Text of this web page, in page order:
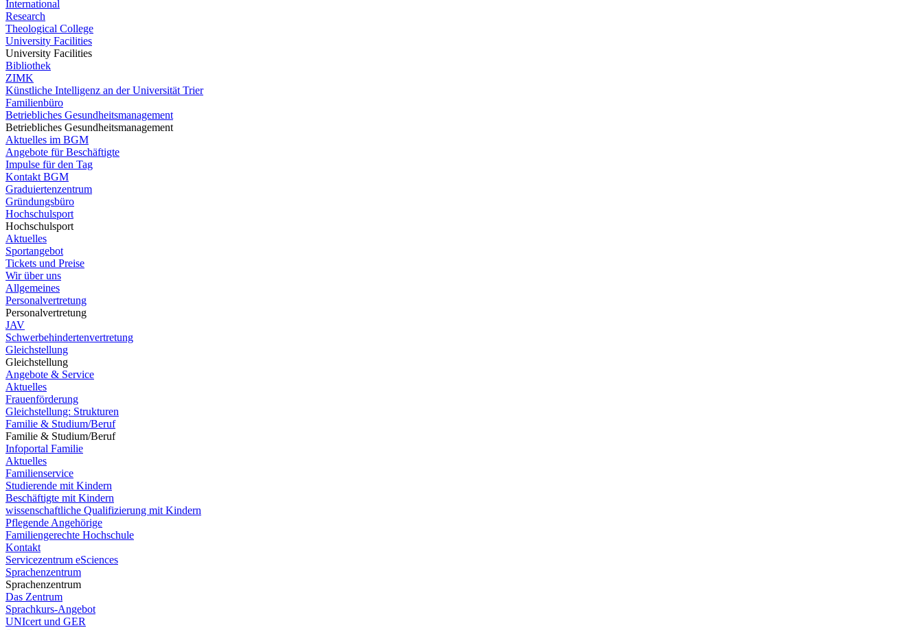
International
Research
Theological College
University Facilities
University Facilities
Bibliothek
ZIMK
Künstliche Intelligenz an der Universität Trier
Familienbüro
Betriebliches Gesundheitsmanagement
Betriebliches Gesundheitsmanagement
Aktuelles im BGM
Angebote für Beschäftigte
Impulse für den Tag
Kontakt BGM
Graduiertenzentrum
Gründungsbüro
Hochschulsport
Hochschulsport
Aktuelles
Sportangebot
Tickets und Preise
Wir über uns
Allgemeines
Personalvertretung
Personalvertretung
JAV
Schwerbehindertenvertretung
Gleichstellung
Gleichstellung
Angebote & Service
Aktuelles
Frauenförderung
Gleichstellung: Strukturen
Familie & Studium/Beruf
Familie & Studium/Beruf
Infoportal Familie
Aktuelles
Familienservice
Studierende mit Kindern
Beschäftigte mit Kindern
wissenschaftliche Qualifizierung mit Kindern
Pflegende Angehörige
Familiengerechte Hochschule
Kontakt
Servicezentrum eSciences
Sprachenzentrum
Sprachenzentrum
Das Zentrum
Sprachkurs-Angebot
UNIcert und GER